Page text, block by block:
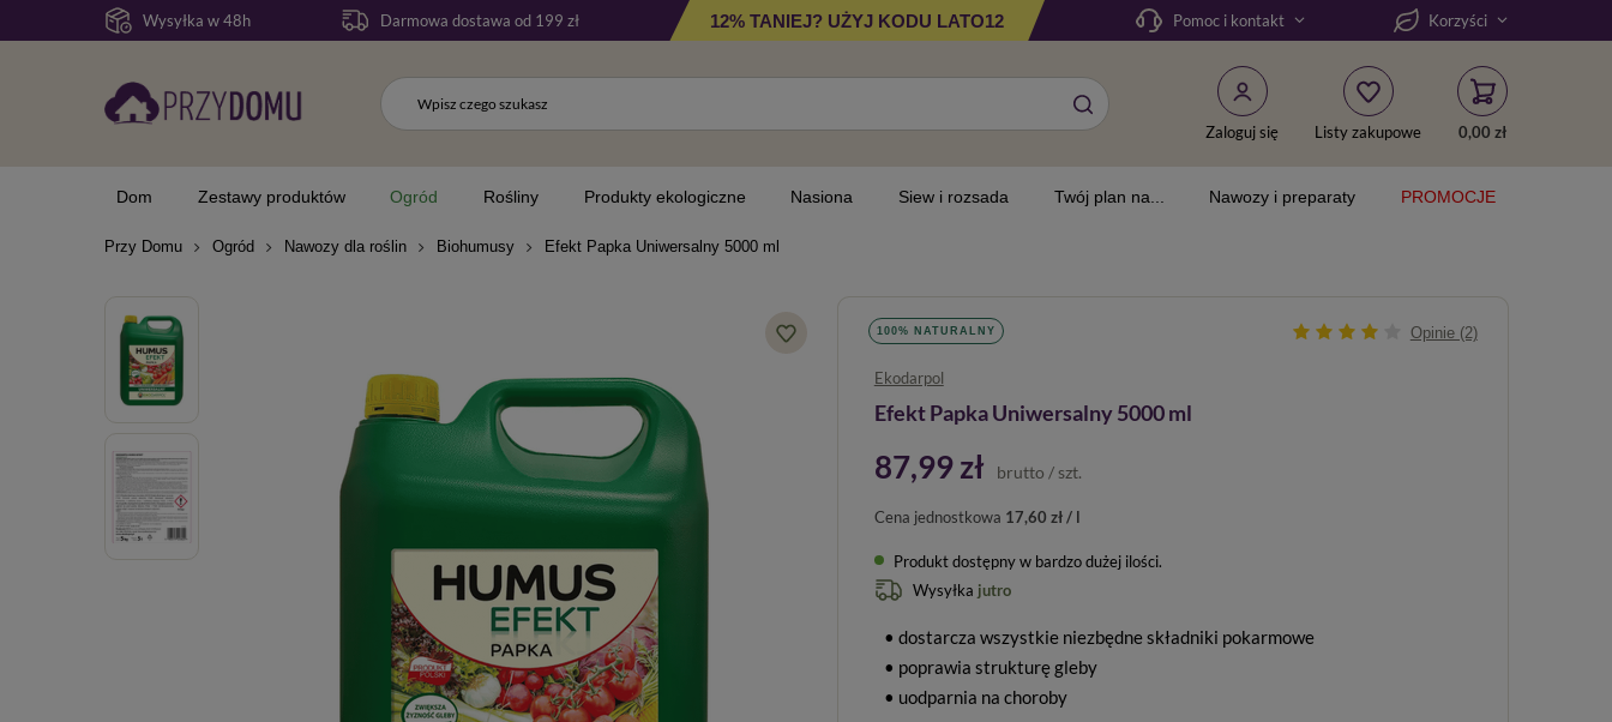
Wysyłka w 48h Darmowa dostawa od 199 zł 12% TANIEJ? UŻYJ KODU LATO12 Pomoc i kontakt Korzyści
Zaloguj się Listy zakupowe 0,00 zł
Dom Zestawy produktów Ogród Rośliny Produkty ekologiczne Nasiona Siew i rozsada Twój plan na... Nawozy i preparaty PROMOCJE
Przy Domu Ogród Nawozy dla roślin Biohumusy Efekt Papka Uniwersalny 5000 ml
100% NATURALNY Opinie (2)
Ekodarpol
Efekt Papka Uniwersalny 5000 ml
87,99 zł brutto / szt.
Cena jednostkowa 17,60 zł / l
Produkt dostępny w bardzo dużej ilości
Wysyłka jutro
• dostarcza wszystkie niezbędne składniki pokarmowe
• poprawia strukturę gleby
• uodparnia na choroby